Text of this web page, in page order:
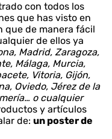
con todos los
que has visto en
que de manera fácil
de ellos ya
Madrid, Zaragoza,
Málaga, Murcia,
Vitoria, Gijón,
Oviedo, Jérez de la
o cualquier
y artículos
de: un poster de